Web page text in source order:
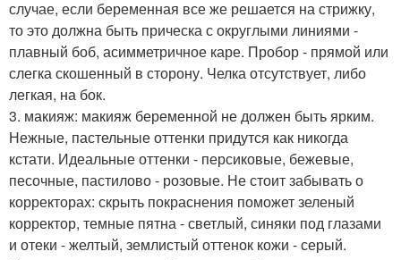
случае, если беременная все же решается на стрижку,
то это должна быть прическа с округлыми линиями -
плавный боб, асимметричное каре. Пробор - прямой или
слегка скошенный в сторону. Челка отсутствует, либо
легкая, на бок.
3. макияж: макияж беременной не должен быть ярким.
Нежные, пастельные оттенки придутся как никогда
кстати. Идеальные оттенки - персиковые, бежевые,
песочные, пастилово - розовые. Не стоит забывать о
корректорах: скрыть покраснения поможет зеленый
корректор, темные пятна - светлый, синяки под глазами
и отеки - желтый, землистый оттенок кожи - серый.